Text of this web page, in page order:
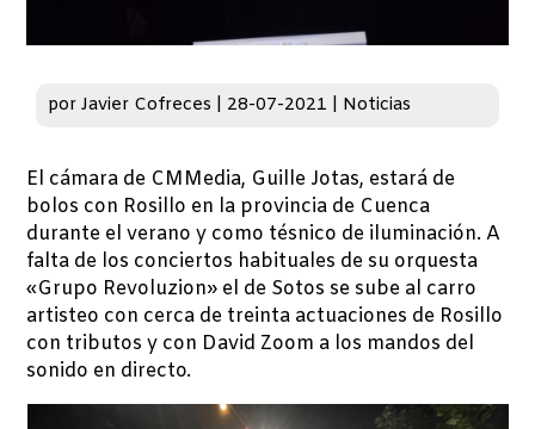
porJavier Cofreces 28-07-2021 Noticias
El cámara de CMMedia, Guille Jotas, estará de
bolos con Rosillo en la provincia de Cuenca
durante el verano y como tésnico de iluminación. A
falta de los conciertos habituales de su orquesta
«Grupo Revoluzion» el de Sotos se sube al carro
artisteo con cerca de treinta actuaciones de Rosillo
con tributos y con David Zoom a los mandos del
sonido en directo.